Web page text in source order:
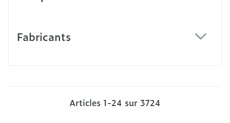
Fabricants
Articles 1-24 sur 3724